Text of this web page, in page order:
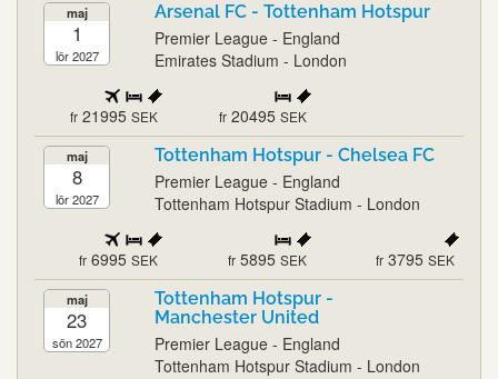
maj
1
lör 2027
Arsenal FC - Tottenham Hotspur
Premier League - England
Emirates Stadium - London
fr 21995 SEK fr 20495 SEK
maj
8
lör 2027
Tottenham Hotspur - Chelsea FC
Premier League - England
Tottenham Hotspur Stadium - London
fr 6995 SEK fr 5895 SEK fr 3795 SEK
maj
23
sön 2027
Tottenham Hotspur -
Manchester United
Premier League - England
Tottenham Hotspur Stadium - London